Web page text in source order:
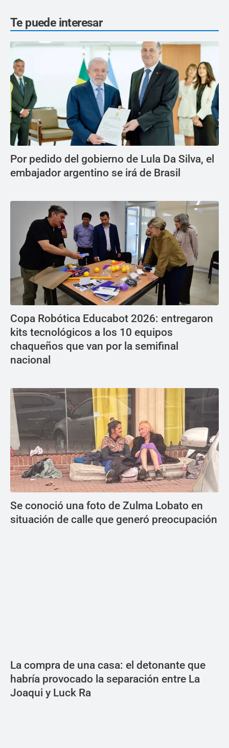
Te puede interesar
Por pedido del gobierno de Lula Da Silva, el
embajador argentino se irá de Brasil
Copa Robótica Educabot 2026: entregaron
kits tecnológicos a los 10 equipos
chaqueños que van por la semifinal
nacional
Se conoció una foto de Zulma Lobato en
situación de calle que generó preocupación
La compra de una casa: el detonante que
habría provocado la separación entre La
Joaqui y Luck Ra